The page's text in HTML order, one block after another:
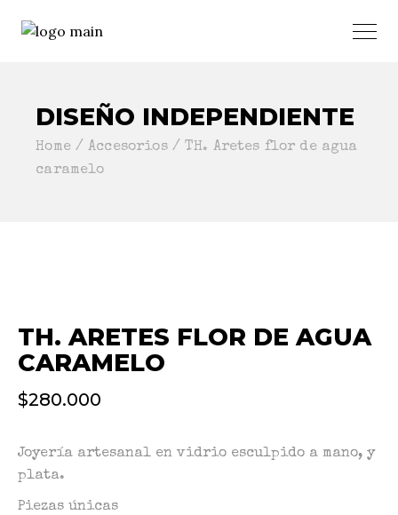
DISEÑO INDEPENDIENTE
Home Accesorios
TH. Aretes flor de agua
caramelo
TH. ARETES FLOR DE AGUA
CARAMELO
$280.000
Joyería artesanal en vidrio esculpido a mano, y
plata.
Piezas únicas